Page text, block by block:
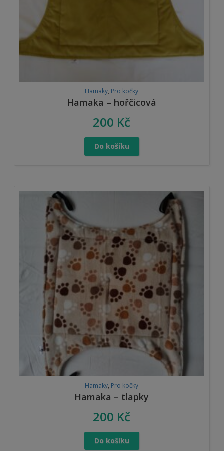
Hamaky, Pro kočky
Hamaka – hořčicová
200 Kč
Do košíku
Hamaky, Pro kočky
Hamaka – tlapky
200 Kč
Do košíku